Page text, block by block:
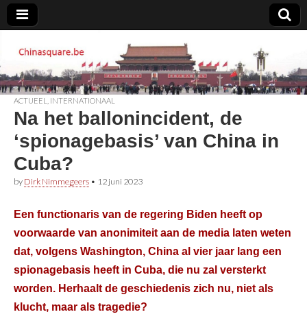
Chinasquare.be
ACTUEEL INTERNATIONAAL
Na het ballonincident, de
‘spionagebasis’ van China in
Cuba?
by Dirk Nimmegeers • 12 juni 2023
Een functionaris van de regering Biden heeft op
voorwaarde van anonimiteit aan de media laten weten
dat, volgens Washington, China al vier jaar lang een
spionagebasis heeft in Cuba, die nu zal versterkt
worden. Herhaalt de geschiedenis zich nu, niet als
klucht, maar als tragedie?